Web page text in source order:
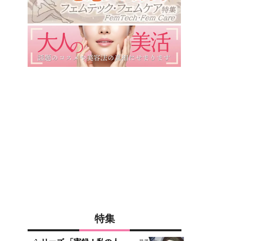
特集